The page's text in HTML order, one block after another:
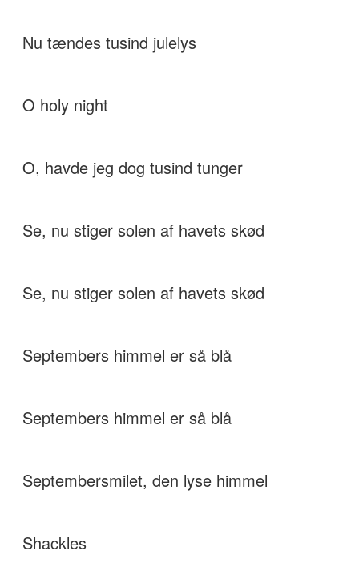
Nu tændes tusind julelys
O holy night
O, havde jeg dog tusind tunger
Se, nu stiger solen af havets skød
Se, nu stiger solen af havets skød
Septembers himmel er så blå
Septembers himmel er så blå
Septembersmilet, den lyse himmel
Shackles